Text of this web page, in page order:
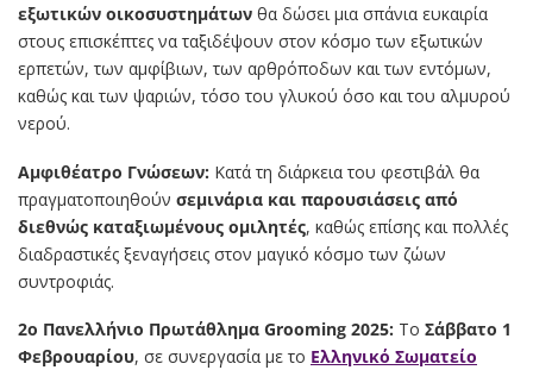
εξωτικών οικοσυστημάτων θα δώσει μια σπάνια ευκαιρία
στους επισκέπτες να ταξιδέψουν στον κόσμο των εξωτικών
ερπετών, των αμφίβιων, των αρθρόποδων και των εντόμων,
καθώς και των ψαριών, τόσο του γλυκού όσο και του αλμυρού
νερού.
Αμφιθέατρο Γνώσεων: Κατά τη διάρκεια του φεστιβάλ θα
πραγματοποιηθούν σεμινάρια και παρουσιάσεις από
διεθνώς καταξιωμένους ομιλητές, καθώς επίσης και πολλές
διαδραστικές ξεναγήσεις στον μαγικό κόσμο των ζώων
συντροφιάς.
2ο Πανελλήνιο Πρωτάθλημα Grooming 2025: Το Σάββατο 1
Φεβρουαρίου, σε συνεργασία με το Ελληνικό Σωματείο